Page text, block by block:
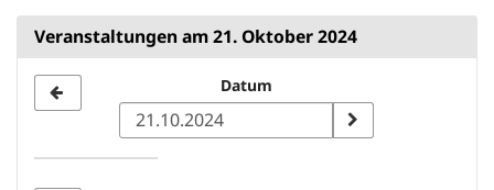
Veranstaltungen am 21. Oktober 2024
zur
Anzeige
Datum